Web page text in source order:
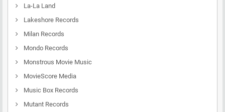
La-La Land
Lakeshore Records
Milan Records
Mondo Records
Monstrous Movie Music
MovieScore Media
Music Box Records
Mutant Records